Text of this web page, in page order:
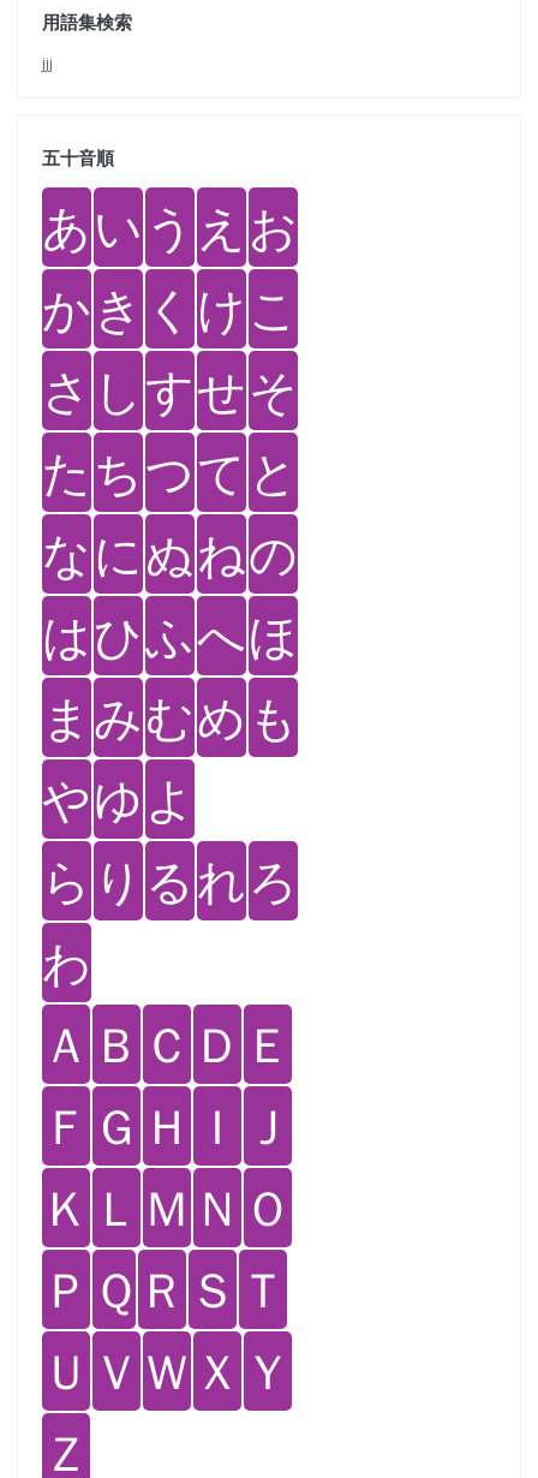
用語集検索
jjj
五十音順
あい う え お
かき く けこ
さ しすせそ
た ちつて と
なにぬねの
はひふへほ
ま みむめ も
やゆ よ
ら り るれろ
わ
Ａ Ｂ Ｃ Ｄ Ｅ
Ｆ Ｇ Ｈ Ｉ Ｊ
Ｋ Ｌ Ｍ Ｎ Ｏ
Ｐ Ｑ Ｒ Ｓ Ｔ
Ｕ Ｖ Ｗ Ｘ Ｙ
Ｚ